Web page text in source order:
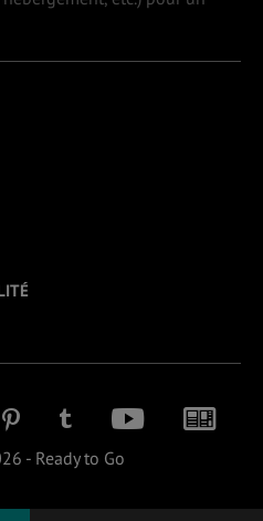
- Ready to Go